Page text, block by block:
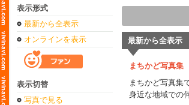
表示形式
最新から全表示
オンラインを表示
表示切替
写真で見る
最新から全表示
まちかど写真集
まちかど写真集
身近な地域での